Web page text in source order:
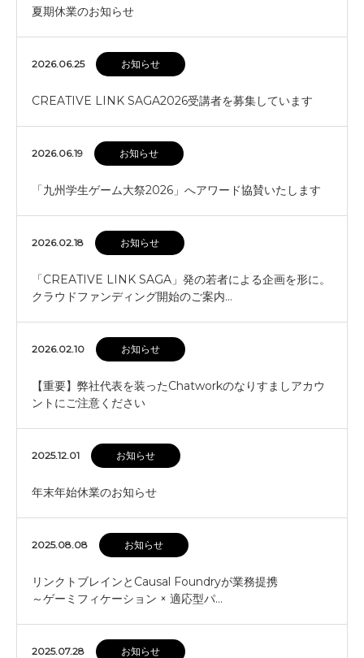
夏期休業のお知らせ
2026.06.25 お知らせ
CREATIVE LINK SAGA2026受講者を募集しています
2026.06.19 お知らせ
「九州学生ゲーム大祭2026」へアワード協賛いたします
2026.02.18 お知らせ
「CREATIVE LINK SAGA」発の若者による企画を形に。
クラウドファンディング開始のご案内…
2026.02.10 お知らせ
【重要】弊社代表を装ったChatworkのなりすましアカウ
ントにご注意ください
2025.12.01 お知らせ
年末年始休業のお知らせ
2025.08.08 お知らせ
リンクトブレインとCausal Foundryが業務提携
～ゲーミフィケーション × 適応型パ…
2025.07.28 お知らせ